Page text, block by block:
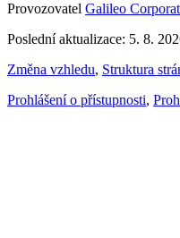
Provozovatel Galileo
Poslední aktualizace: 5. 8.
Změna vzhledu, Struktura
Prohlášení o přístupnosti,